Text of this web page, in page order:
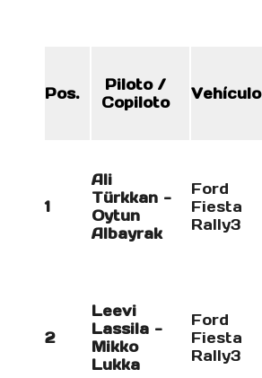
Pos.
Piloto /
Copiloto
Vehículo
1
Ali
Türkkan -
Oytun
Albayrak
Ford
Fiesta
Rally3
2
Leevi
Lassila -
Mikko
Lukka
Ford
Fiesta
Rally3